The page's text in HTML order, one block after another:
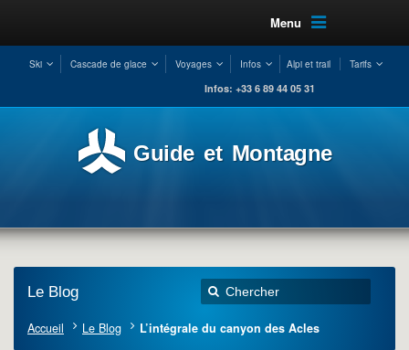
Menu
Ski Cascade de glace Voyages Infos Alpi et trail Tarifs
Infos: +33 6 89 44 05 31
Guide et Montagne
Le Blog
Accueil Le Blog L’intégrale du canyon des Acles